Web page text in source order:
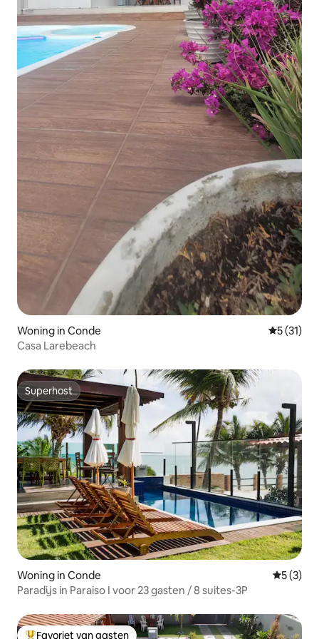
Woning in Conde
5 (31)
Casa Larebeach
Superhost
Superhost
Woning in Conde
5 (3)
Paradijs in Paraiso I voor 23 gasten / 8 suites-3P
Favoriet van gasten